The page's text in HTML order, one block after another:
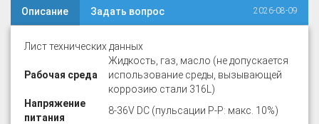
Описание Задать вопрос 2026-08-09
Лист технических данных
Рабочая среда
Жидкость, газ, масло (не допускается
использование среды, вызывающей
коррозию стали 316L)
Напряжение
питания
8-36V DC (пульсации P-P: макс. 10%)